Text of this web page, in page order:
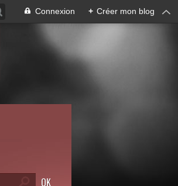
Connexion + Créer mon blog